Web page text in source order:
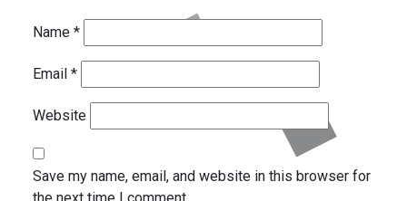
Name *
Email *
Website
Save my name, email, and website in this browser for